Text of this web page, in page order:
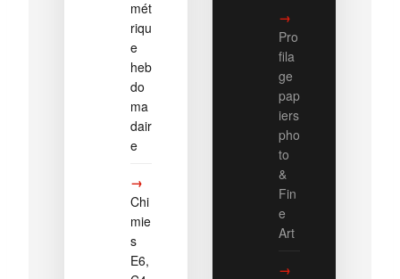
mét
riqu
e
heb
do
ma
dair
e
Chi
mie
s
E6,
Pro
fila
ge
pap
iers
pho
to
&
Fin
e
Art